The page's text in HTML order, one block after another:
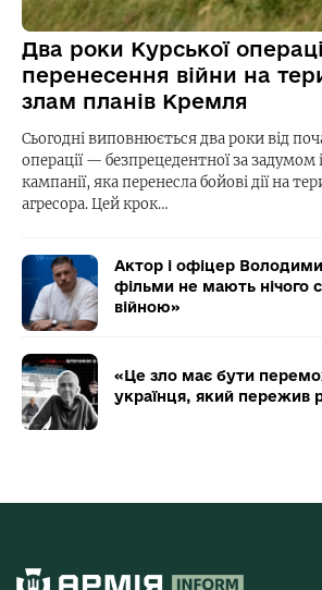
Два роки Курської
перенесення війни на
злам планів Кремля
Сьогодні виповнюється два роки від
операції — безпрецедентної за
кампанії, яка перенесла бойові дії на
агресора. Цей крок…
Актор і офіцер
фільми не мають нічого
війною»
«Це зло має бути
українця, який пережив